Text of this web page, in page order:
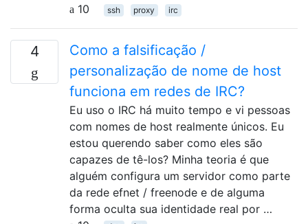
10
ssh proxy irc
4
Como a falsificação /
personalização de nome de host
funciona em redes de IRC?
Eu uso o IRC há muito tempo e vi pessoas
com nomes de host realmente únicos. Eu
estou querendo saber como eles são
capazes de tê-los? Minha teoria é que
alguém configura um servidor como parte
da rede efnet / freenode e de alguma
forma oculta sua identidade real por …